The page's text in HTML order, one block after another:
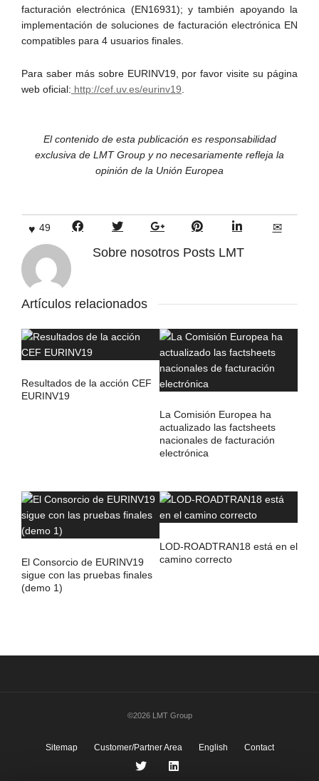
facturación electrónica (EN16931); y también apoyando la
implementación de soluciones de facturación electrónica EN
compatibles para 4 usuarios finales.
Para saber más sobre EURINV19, por favor visite su página
web oficial: http://cef.uv.es/eurinv19
El contenido de esta publicación es responsabilidad
exclusiva de LMT Group y no necesariamente refleja la
opinión de la Unión Europea
49
Sobre nosotros Posts LMT
Artículos relacionados
Resultados de la acción CEF
EURINV19
La Comisión Europea ha
actualizado las factsheets
nacionales de facturación
electrónica
El Consorcio de EURINV19
sigue con las pruebas finales
(demo 1)
LOD-ROADTRAN18 está en el
camino correcto
©2026 LMT Group
Sitemap Customer/Partner Area English Contact